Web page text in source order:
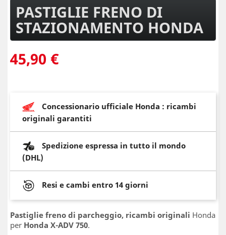
PASTIGLIE FRENO DI
STAZIONAMENTO HONDA
45,90 €
Concessionario ufficiale Honda : ricambi
originali garantiti
Spedizione espressa in tutto il mondo
(DHL)
Resi e cambi entro 14 giorni
Pastiglie freno di parcheggio, ricambi originali Honda
per Honda X-ADV 750.